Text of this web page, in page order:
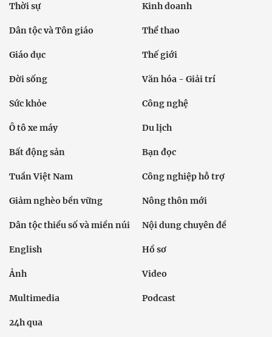
Thời sự Kinh doanh
Dân tộc và Tôn giáo Thể thao
Giáo dục Thế giới
Đời sống Văn hóa - Giải trí
Sức khỏe Công nghệ
Ô tô xe máy Du lịch
Bất động sản Bạn đọc
Tuần Việt Nam Công nghiệp hỗ trợ
Giảm nghèo bền vững Nông thôn mới
Dân tộc thiểu số và miền núi Nội dung chuyên đề
English Hồ sơ
Ảnh Video
Multimedia Podcast
24h qua